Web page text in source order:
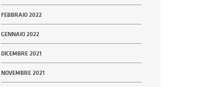
FEBBRAIO 2022
GENNAIO 2022
DICEMBRE 2021
NOVEMBRE 2021